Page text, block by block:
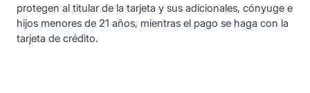
protegen al titular de la tarjeta y sus adicionales, cónyuge e
hijos menores de 21 años, mientras el pago se haga con la
tarjeta de crédito.